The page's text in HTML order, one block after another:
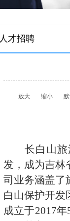
人才招聘
放大 缩小
长白山
发，成为吉林
司业务涵盖了
白山保护开发
成立于2017年